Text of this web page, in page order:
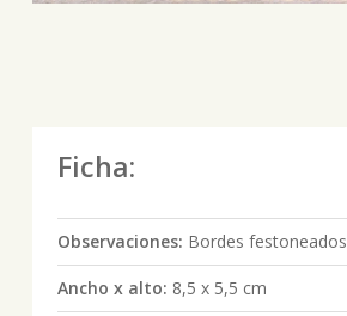
Ficha:
Observaciones: Bordes festoneados
Ancho x alto: 8,5 x 5,5 cm